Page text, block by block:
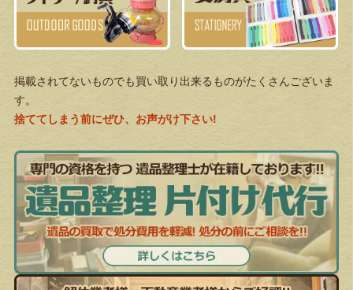
掲載されてないものでも買い取り出来るものがたくさんございま
す。
捨ててしまう前にぜひ、お声がけ下さい!